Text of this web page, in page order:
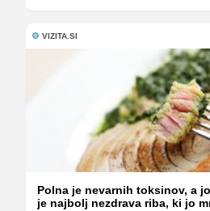
VIZITA.SI
Polna je nevarnih toksinov, a
je najbolj nezdrava riba, ki jo